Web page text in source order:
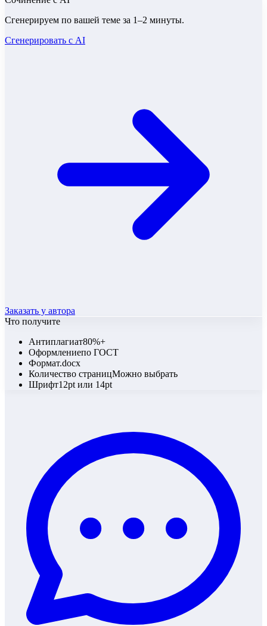
Сгенерируем по вашей теме за 1–2 минуты.
Сгенерировать с AI
Заказать у автора
Что получите
Антиплагиат80%+
Оформлениепо ГОСТ
Формат.docx
Количество страницМожно выбрать
Шрифт12pt или 14pt